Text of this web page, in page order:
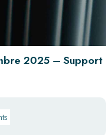
2025 – Support